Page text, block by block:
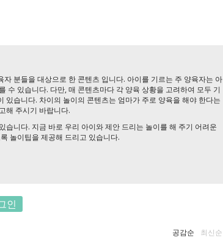
분들을 대상으로 한 콘텐츠 입니다. 아이를 기르는 주 양육자는 아
수 있습니다. 다만, 매 콘텐츠마다 각 양육 상황을 고려하여 모두 기
습니다. 차이의 놀이의 콘텐츠는 엄마가 주로 양육을 해야 한다는
해 주시기 바랍니다.
니다. 지금 바로 우리 아이와 제안 드리는 놀이를 해 주기 어려운
놀이팁을 제공해 드리고 있습니다.
인
공감순 최신순